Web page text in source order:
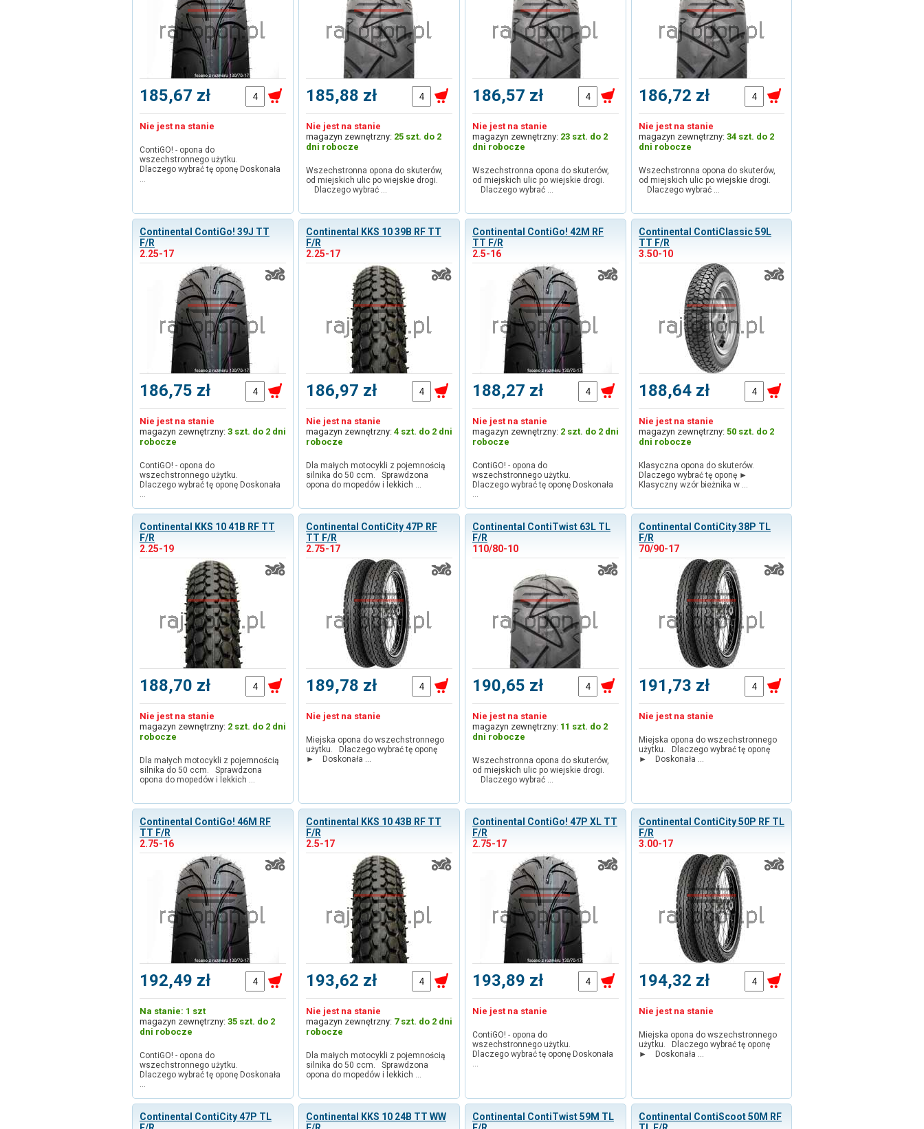
185,67 zł
Nie jest na stanie
ContiGO! - opona do
wszechstronnego użytku.
Dlaczego wybrać tę oponę Doskonała
…
185,88 zł
Nie jest na stanie
magazyn zewnętrzny: 25 szt. do 2
dni robocze
Wszechstronna opona do skuterów,
od miejskich ulic po wiejskie drogi.
Dlaczego wybrać …
186,57 zł
Nie jest na stanie
magazyn zewnętrzny: 23 szt. do 2
dni robocze
Wszechstronna opona do skuterów,
od miejskich ulic po wiejskie drogi.
Dlaczego wybrać …
186,72 zł
Nie jest na stanie
magazyn zewnętrzny: 34 szt. do 2
dni robocze
Wszechstronna opona do skuterów,
od miejskich ulic po wiejskie drogi.
Dlaczego wybrać …
Continental ContiGo! 39J TT
F/R
2.25-17
186,75 zł
Nie jest na stanie
magazyn zewnętrzny: 3 szt. do 2 dni
robocze
ContiGO! - opona do
wszechstronnego użytku.
Dlaczego wybrać tę oponę Doskonała
…
Continental KKS 10 39B RF TT
F/R
2.25-17
186,97 zł
Nie jest na stanie
magazyn zewnętrzny: 4 szt. do 2 dni
robocze
Dla małych motocykli z pojemnością
silnika do 50 ccm. Sprawdzona
opona do mopedów i lekkich …
Continental ContiGo! 42M RF
TT F/R
2.5-16
188,27 zł
Nie jest na stanie
magazyn zewnętrzny: 2 szt. do 2 dni
robocze
ContiGO! - opona do
wszechstronnego użytku.
Dlaczego wybrać tę oponę Doskonała
…
Continental ContiClassic 59L
TT F/R
3.50-10
188,64 zł
Nie jest na stanie
magazyn zewnętrzny: 50 szt. do 2
dni robocze
Klasyczna opona do skuterów.
Dlaczego wybrać tę oponę ►
Klasyczny wzór bieżnika w …
Continental KKS 10 41B RF TT
F/R
2.25-19
188,70 zł
Nie jest na stanie
magazyn zewnętrzny: 2 szt. do 2 dni
robocze
Dla małych motocykli z pojemnością
silnika do 50 ccm. Sprawdzona
opona do mopedów i lekkich …
Continental ContiCity 47P RF
TT F/R
2.75-17
189,78 zł
Nie jest na stanie
Miejska opona do wszechstronnego
użytku. Dlaczego wybrać tę oponę
► Doskonała …
Continental ContiTwist 63L TL
F/R
110/80-10
190,65 zł
Nie jest na stanie
magazyn zewnętrzny: 11 szt. do 2
dni robocze
Wszechstronna opona do skuterów,
od miejskich ulic po wiejskie drogi.
Dlaczego wybrać …
Continental ContiCity 38P TL
F/R
70/90-17
191,73 zł
Nie jest na stanie
Miejska opona do wszechstronnego
użytku. Dlaczego wybrać tę oponę
► Doskonała …
Continental ContiGo! 46M RF
TT F/R
2.75-16
192,49 zł
Na stanie: 1 szt
magazyn zewnętrzny: 35 szt. do 2
dni robocze
ContiGO! - opona do
wszechstronnego użytku.
Dlaczego wybrać tę oponę Doskonała
…
Continental KKS 10 43B RF TT
F/R
2.5-17
193,62 zł
Nie jest na stanie
magazyn zewnętrzny: 7 szt. do 2 dni
robocze
Dla małych motocykli z pojemnością
silnika do 50 ccm. Sprawdzona
opona do mopedów i lekkich …
Continental ContiGo! 47P XL TT
F/R
2.75-17
193,89 zł
Nie jest na stanie
ContiGO! - opona do
wszechstronnego użytku.
Dlaczego wybrać tę oponę Doskonała
…
Continental ContiCity 50P RF TL
F/R
3.00-17
194,32 zł
Nie jest na stanie
Miejska opona do wszechstronnego
użytku. Dlaczego wybrać tę oponę
► Doskonała …
Continental ContiCity 47P TL
Continental KKS 10 24B TT WW
Continental ContiTwist 59M TL
Continental ContiScoot 50M RF